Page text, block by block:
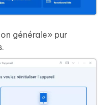
générale» pur